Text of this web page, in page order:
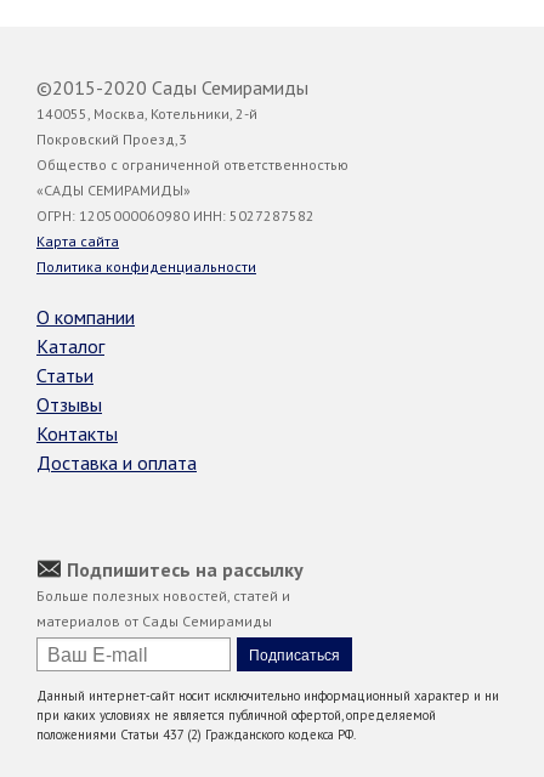
©2015-2020 Сады Семирамиды
140055, Москва, Котельники, 2-й
Покровский Проезд,3
Общество с ограниченной ответственностью
«САДЫ СЕМИРАМИДЫ»
ОГРН: 1205000060980 ИНН: 5027287582
Карта сайта
Политика конфиденциальности
О компании
Каталог
Статьи
Отзывы
Контакты
Доставка и оплата
Подпишитесь на рассылку
Больше полезных новостей, статей и
материалов от Сады Семирамиды
Данный интернет-сайт носит исключительно информационный характер и ни
при каких условиях не является публичной офертой, определяемой
положениями Статьи 437 (2) Гражданского кодекса РФ.